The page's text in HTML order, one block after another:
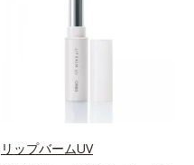
リップバームUV